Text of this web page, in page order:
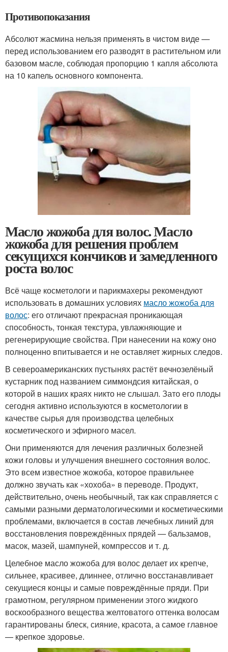
Противопоказания
Абсолют жасмина нельзя применять в чистом виде —
перед использованием его разводят в растительном или
базовом масле, соблюдая пропорцию 1 капля абсолюта
на 10 капель основного компонента.
Масло жожоба для волос. Масло
жожоба для решения проблем
секущихся кончиков и замедленного
роста волос
Всё чаще косметологи и парикмахеры рекомендуют
использовать в домашних условиях масло жожоба для
волос: его отличают прекрасная проникающая
способность, тонкая текстура, увлажняющие и
регенерирующие свойства. При нанесении на кожу оно
полноценно впитывается и не оставляет жирных следов.
В североамериканских пустынях растёт вечнозелёный
кустарник под названием симмондсия китайская, о
которой в наших краях никто не слышал. Зато его плоды
сегодня активно используются в косметологии в
качестве сырья для производства целебных
косметического и эфирного масел.
Они применяются для лечения различных болезней
кожи головы и улучшения внешнего состояния волос.
Это всем известное жожоба, которое правильнее
должно звучать как «хохоба» в переводе. Продукт,
действительно, очень необычный, так как справляется с
самыми разными дерматологическими и косметическими
проблемами, включается в состав лечебных линий для
восстановления повреждённых прядей — бальзамов,
масок, мазей, шампуней, компрессов и т. д.
Целебное масло жожоба для волос делает их крепче,
сильнее, красивее, длиннее, отлично восстанавливает
секущиеся концы и самые повреждённые пряди. При
грамотном, регулярном применении этого жидкого
воскообразного вещества желтоватого оттенка волосам
гарантированы блеск, сияние, красота, а самое главное
— крепкое здоровье.